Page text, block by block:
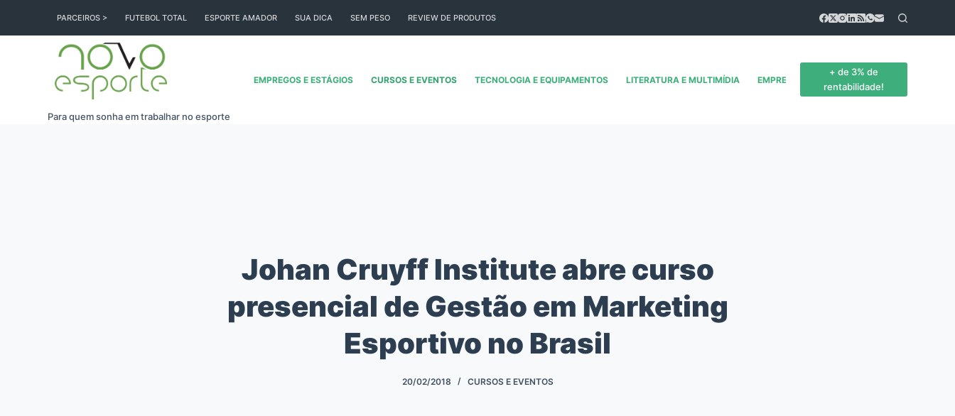
PARCEIROS > FUTEBOL TOTAL ESPORTE AMADOR SUA DICA SEM PESO REVIEW DE PRODUTOS
Para quem sonha em trabalhar no esporte
EMPREGOS E ESTÁGIOS CURSOS E EVENTOS TECNOLOGIA E EQUIPAMENTOS LITERATURA E MULTIMÍDIA EMPREENDEDORISMO
+ de 3% de
rentabilidade!
Johan Cruyff Institute abre curso
presencial de Gestão em Marketing
Esportivo no Brasil
20/02/2018 CURSOS E EVENTOS